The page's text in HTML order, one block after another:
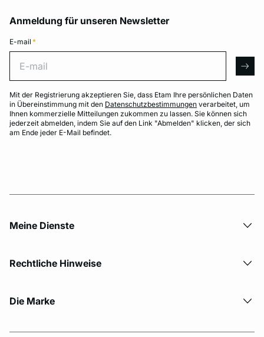
Anmeldung für unseren Newsletter
E-mail *
Mit der Registrierung akzeptieren Sie, dass Etam Ihre persönlichen Daten
in Übereinstimmung mit den Datenschutzbestimmungen verarbeitet, um
Ihnen kommerzielle Mitteilungen zukommen zu lassen. Sie können sich
jederzeit abmelden, indem Sie auf den Link "Abmelden" klicken, der sich
am Ende jeder E-Mail befindet.
Meine Dienste
Rechtliche Hinweise
Die Marke